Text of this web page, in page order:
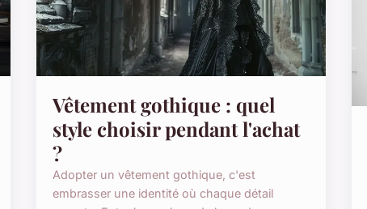
Vêtement gothique : quel
style choisir pendant l'achat
?
Adopter un vêtement gothique, c'est
embrasser une identité où chaque détail